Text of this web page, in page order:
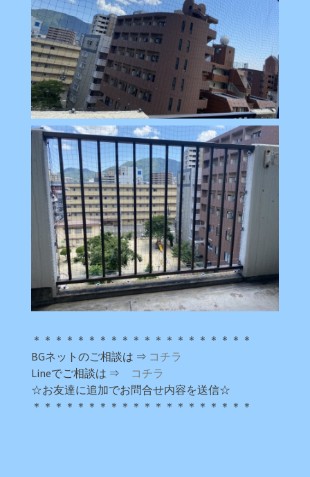
＊＊＊＊＊＊＊＊＊＊＊＊＊＊＊＊＊＊＊＊
BGネットのご相談は ⇒ コチラ
Lineでご相談は ⇒ コチラ
☆お友達に追加でお問合せ内容を送信☆
＊＊＊＊＊＊＊＊＊＊＊＊＊＊＊＊＊＊＊＊